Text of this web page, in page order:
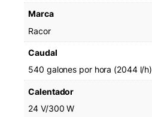
Marca
Racor
Caudal
540 galones por hora (2044 l/h)
Calentador
24 V/300 W